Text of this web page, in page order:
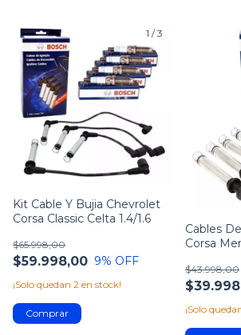
1 /3
Kit Cable Y Bujia Chevrolet
Corsa Classic Celta 1.4/1.6
$59.998,00
$65.998,00
9% OFF
¡Solo quedan 2 en stock!
Cables
Corsa
$43.998,00
¡Solo